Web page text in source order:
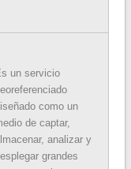
un servicio
como un
de captar,
analizar y
grandes